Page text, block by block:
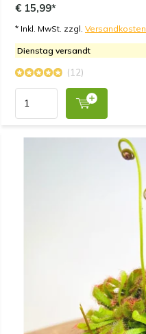
€ 15,99*
* Inkl. MwSt. zzgl. Versandkosten
Dienstag versandt
(12)